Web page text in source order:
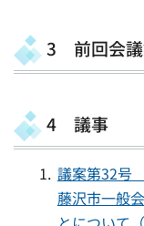
3 前回会議
4 議事
議案第32号
藤沢市一般